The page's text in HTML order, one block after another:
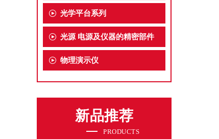
光学平台系列
光源 电源及仪器的精密部件
物理演示仪
新品推荐
PRODUCTS